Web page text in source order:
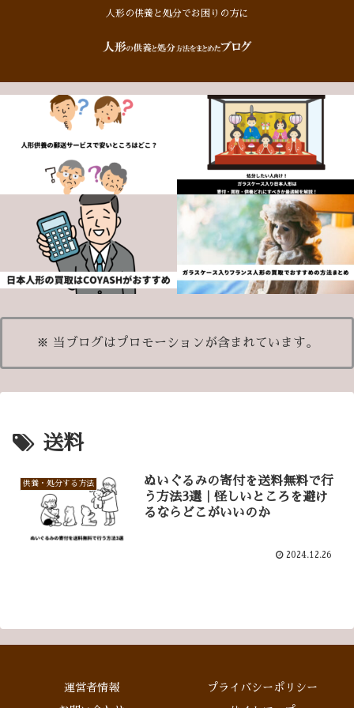
人形の供養と処分でお困りの方に
※ 当ブログはプロモーションが含まれています。
送料
供養・処分する方法
ぬいぐるみの寄付を送料無料で行
う方法3選｜怪しいところを避け
るならどこがいいのか
2024.12.26
運営者情報 プライバシーポリシー